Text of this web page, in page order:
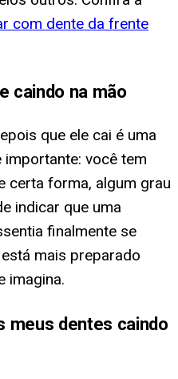
com dente da frente
caindo na mão
que ele cai é uma
importante: você tem
certa forma, algum grau
indicar que uma
finalmente se
mais preparado
imagina.
meus dentes caindo